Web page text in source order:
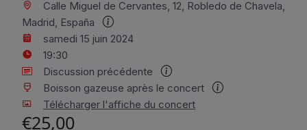
Calle Miguel de Cervantes, 12, Robledo de Chavela,
Madrid, España
samedi 15 juin 2024
19:30
Discussion précédente
Boisson gazeuse après le concert
Télécharger l'affiche du concert
€25,00